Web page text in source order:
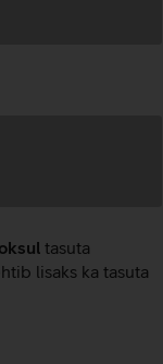
tasuta
lisaks ka tasuta